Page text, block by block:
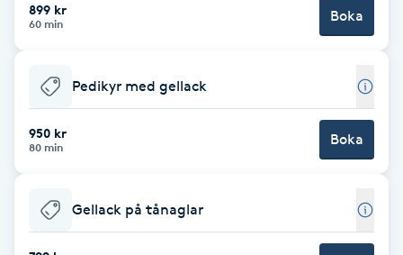
Celluliter
Coachning
Color correction
899 kr
60 min Boka
Pedikyr med gellack
950 kr
80 min Boka
Gellack på tånaglar